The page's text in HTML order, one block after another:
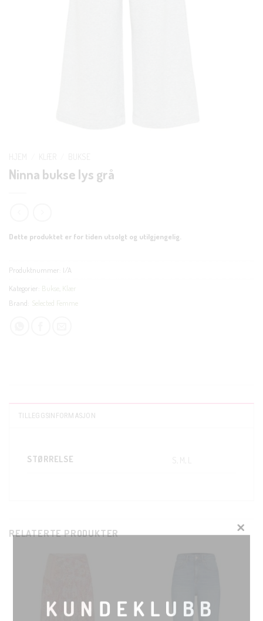
Ninna bukse lys grå
Dette produktet er for tiden utsolgt og utilgjengelig.
Produktnummer: I/A
Kategorier: Bukse Klær
Brand: Selected Femme
TILLEGGSINFORMASJON
STØRRELSE
RELATERTE PRODUKTER
KUNDEKLUBB